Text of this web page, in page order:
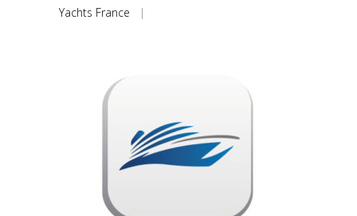
Yachts France |